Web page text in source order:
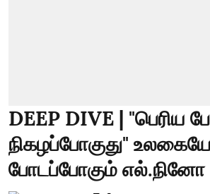
DEEP DIVE | "பெரிய
நிகழப்போகுது" உலகையே
போடப்போகும் எல்.நினோ